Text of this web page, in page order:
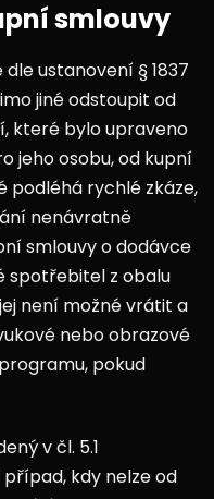
smlouvy
ustanovení § 1837
jiné odstoupit od
které bylo upraveno
jeho osobu, od kupní
podléhá rychlé zkáze,
nenávratně
smlouvy o dodávce
spotřebitel z obalu
není možné vrátit a
nebo obrazové
pokud
v čl. 5.1
kdy nelze od